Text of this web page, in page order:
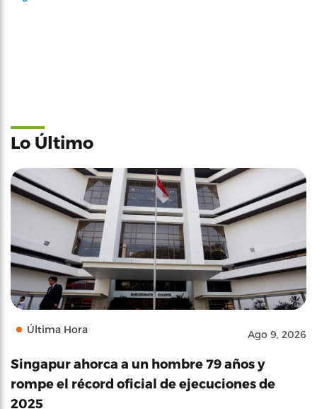
Lo Último
Última Hora Ago 9, 2026
Singapur ahorca a un hombre 79 años y
rompe el récord oficial de ejecuciones de
2025